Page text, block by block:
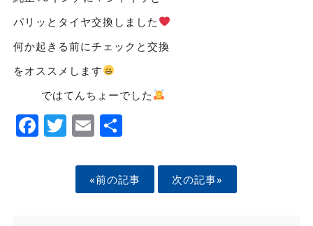
パリッとタイヤ交換しました
何か起きる前にチェックと交換
をオススメします
ではてんちょーでした
Facebook
Twitter
EmailShare
«前の記事 次の記事»